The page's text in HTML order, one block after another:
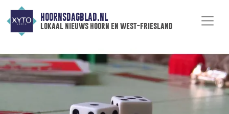
HOORNSDAGBLAD.NL
lokaal nieuws hoorn en west-friesland